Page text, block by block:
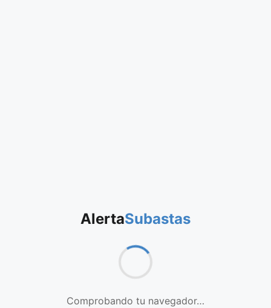
AlertaSubastas
Comprobando tu navegador…